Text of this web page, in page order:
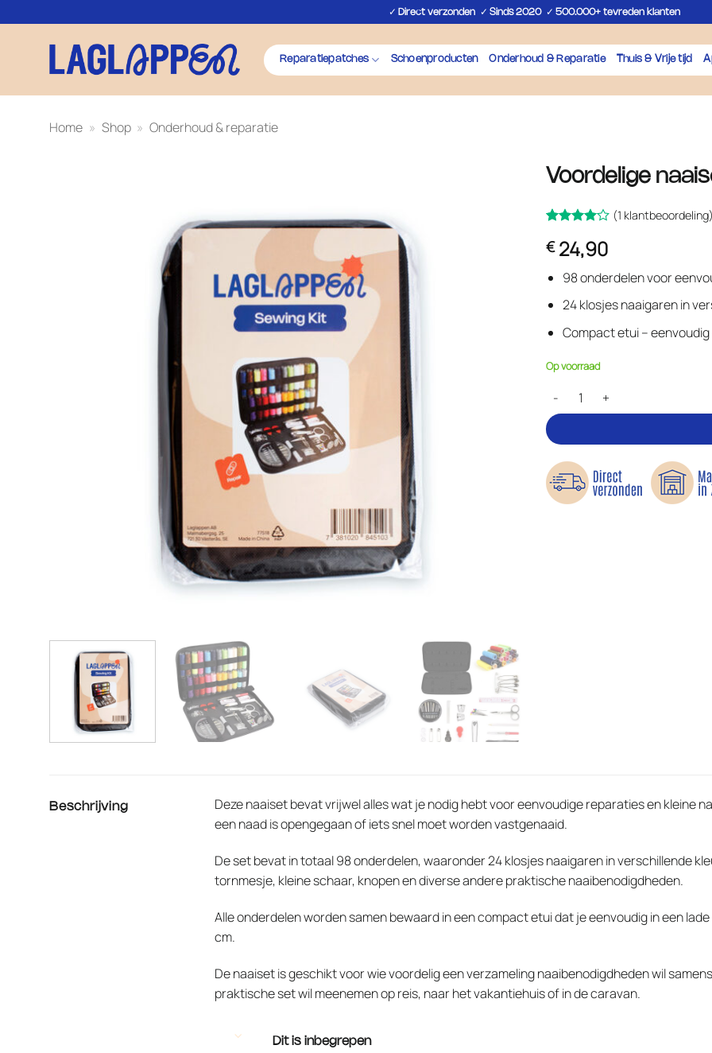
naar
✓ Direct verzonden✓ Sinds 2020✓ 500.000+ tevreden klanten
Reparatiepatches Schoenproducten Onderhoud & Reparatie Thuis & Vrije tijd
Home » Shop » Onderhoud & reparatie
Voordelige
4op 5
gebaseerd
opklant
waardering
(1
€24,90
98 onderdelen voor
24 klosjes naaigaren in
Compact etui –
Op voorraad
Voordelige naaiset - 98-delig
Beschrijving
Deze naaiset bevat vrijwel alles wat je nodig hebt voor eenvoudige reparaties en kleine
een naad is opengegaan of iets snel moet worden vastgenaaid.
De set bevat in totaal 98 onderdelen, waaronder 24 klosjes naaigaren in verschillende
tornmesje, kleine schaar, knopen en diverse andere praktische naaibenodigdheden.
Alle onderdelen worden samen bewaard in een compact etui dat je eenvoudig in een
cm.
De naaiset is geschikt voor wie voordelig een verzameling naaibenodigdheden wil
praktische set wil meenemen op reis, naar het vakantiehuis of in de caravan.
Dit is inbegrepen